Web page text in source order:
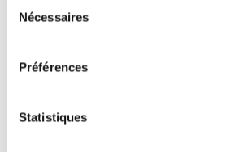
Nécessaires
Préférences
Statistiques